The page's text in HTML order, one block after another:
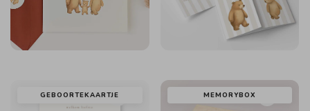
GEBOORTEKAARTJE MEMORYBOX